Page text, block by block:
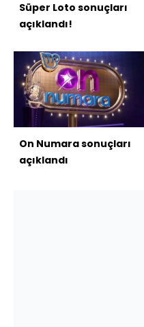
Süper Loto sonuçları
açıklandı!
On Numara sonuçları
açıklandı